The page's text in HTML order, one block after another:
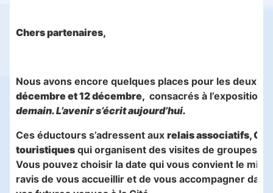
Chers partenaires,
Nous avons encore quelques places pour les deux
décembre et 12 décembre, consacrés à l’exposition
demain. L’avenir s’écrit aujourd’hui.
Ces éductours s’adressent aux relais associatifs,
touristiques qui organisent des visites de groupes.
Vous pouvez choisir la date qui vous convient le
ravis de vous accueillir et de vous accompagner